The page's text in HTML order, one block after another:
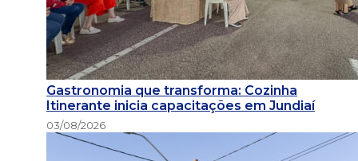
Gastronomia que transforma: Cozinha
Itinerante inicia capacitações em Jundiaí
03/08/2026